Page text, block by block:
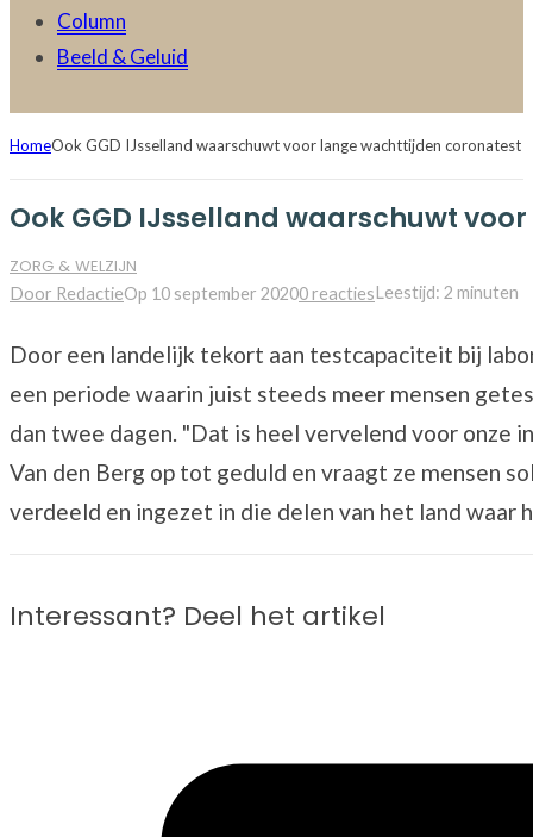
Column
Beeld & Geluid
HomeOok GGD IJsselland waarschuwt voor lange wachttijden coronatest
Ook GGD IJsselland waarschuwt
ZORG & WELZIJN
Door RedactieOp 10 september 20200 reactiesLeestijd: 2 minuten
Door een landelijk tekort aan testcapaciteit bij
een periode waarin juist steeds meer mensen
dan twee dagen. "Dat is heel vervelend voor onze
Van den Berg op tot geduld en vraagt ze mensen
verdeeld en ingezet in die delen van het land waar
Interessant? Deel het artikel